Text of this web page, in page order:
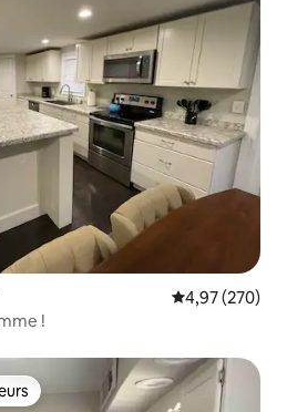
Évaluation
4,97 (270)
!
les plus appréciés